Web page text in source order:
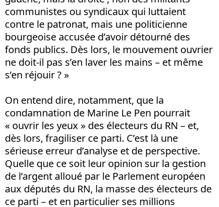
communistes ou syndicaux qui luttaient
contre le patronat, mais une politicienne
bourgeoise accusée d’avoir détourné des
fonds publics. Dès lors, le mouvement ouvrier
ne doit-il pas s’en laver les mains – et même
s’en réjouir ? »
On entend dire, notamment, que la
condamnation de Marine Le Pen pourrait
« ouvrir les yeux » des électeurs du RN – et,
dès lors, fragiliser ce parti. C’est là une
sérieuse erreur d’analyse et de perspective.
Quelle que ce soit leur opinion sur la gestion
de l’argent alloué par le Parlement européen
aux députés du RN, la masse des électeurs de
ce parti – et en particulier ses millions